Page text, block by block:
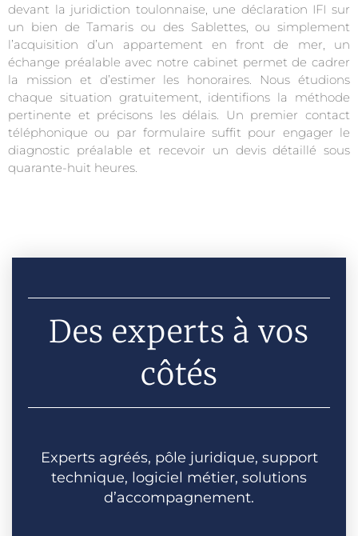
devant la juridiction toulonnaise, une déclaration IFI sur
un bien de Tamaris ou des Sablettes, ou simplement
l’acquisition d’un appartement en front de mer, un
échange préalable avec notre cabinet permet de cadrer
la mission et d’estimer les honoraires. Nous étudions
chaque situation gratuitement, identifions la méthode
pertinente et précisons les délais. Un premier contact
téléphonique ou par formulaire suffit pour engager le
diagnostic préalable et recevoir un devis détaillé sous
quarante-huit heures.
Des experts à vos
côtés
Experts agréés, pôle juridique, support
technique, logiciel métier, solutions
d’accompagnement.